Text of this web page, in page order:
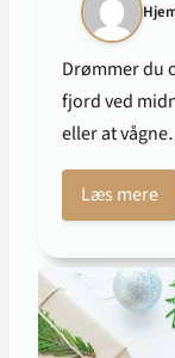
Drømmer du
fjord ved
eller at
Læs mere